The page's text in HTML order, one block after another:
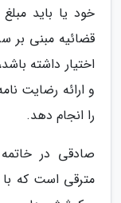
خود یا باید
قضائیه مبنی بر
اختیار داشته
و ارائه رضایت
را انجام دهد.
صادقی در
مترقی است که با